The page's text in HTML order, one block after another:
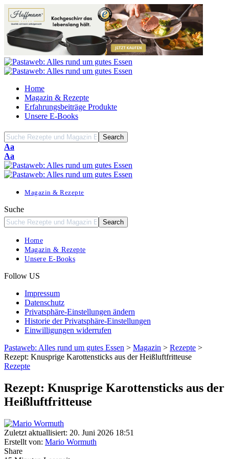
Home
Magazin & Rezepte
Erfahrungsbeiträge Produkte
Unsere E-Books
Font
Resizer
Aa
Font
Resizer
Aa
Magazin & Rezepte
Suche
Home
Magazin & Rezepte
Unsere E-Books
Follow US
Impressum
Datenschutz
Privatsphäre-Einstellungen ändern
Historie der Privatsphäre-Einstellungen
Einwilligungen widerrufen
Pastaweb: Alles rund um gutes Essen > Magazin > Rezepte >
Rezept: Knusprige Karottensticks aus der Heißluftfritteuse
Rezepte
Rezept: Knusprige Karottensticks aus der
Heißluftfritteuse
Zuletzt aktuallisiert: 20. Juni 2026 18:51
Erstellt von: Mario Wormuth
Share